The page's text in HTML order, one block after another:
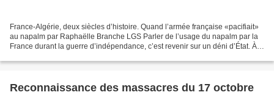
France-Algérie, deux siècles d’histoire. Quand l’armée française «pacifiait»
au napalm par Raphaëlle Branche LGS Parler de l’usage du napalm par la
France durant la guerre d’indépendance, c’est revenir sur un déni d’État. À
Reconnaissance des massacres du 17 octobre